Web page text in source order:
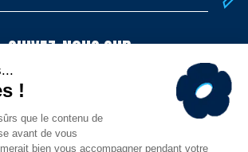
SUIVEZ-NOUS SUR